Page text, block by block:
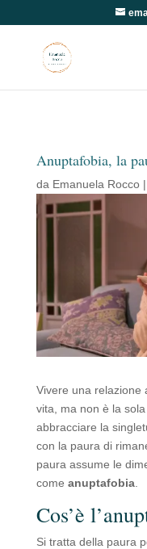
Anuptafobia, la
da Emanuela Rocco|
Vivere una relazione
vita, ma non è la
abbracciare la
con la paura di
paura assume le
come anuptafobia.
Cos’è
Si tratta della paura